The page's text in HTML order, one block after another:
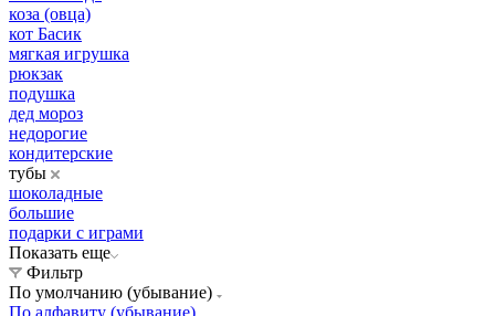
коза (овца)
кот Басик
мягкая игрушка
рюкзак
подушка
дед мороз
недорогие
кондитерские
тубы
шоколадные
большие
подарки с играми
Показать еще
Фильтр
По умолчанию (убывание)
По алфавиту (убывание)